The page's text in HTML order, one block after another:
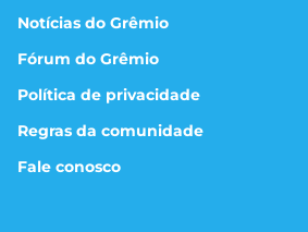
Notícias do Grêmio
Fórum do Grêmio
Política de privacidade
Regras da comunidade
Fale conosco